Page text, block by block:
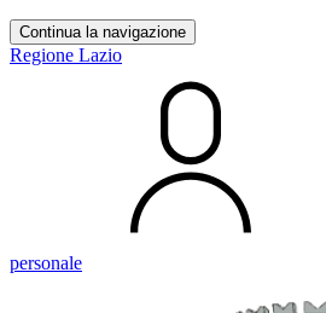
Continua la navigazione
Regione Lazio
personale